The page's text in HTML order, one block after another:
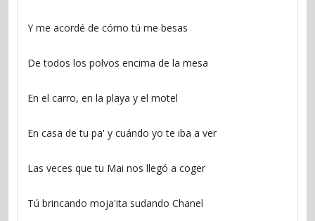
Y me acordé de cómo tú me besas
De todos los polvos encima de la mesa
En el carro, en la playa y el motel
En casa de tu pa' y cuándo yo te iba a ver
Las veces que tu Mai nos llegó a coger
Tú brincando moja'ita sudando Chanel